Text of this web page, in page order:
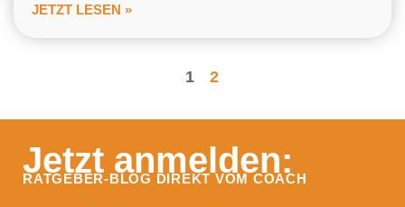
JETZT LESEN »
1 2
Jetzt anmelden:
RATGEBER-BLOG DIREKT VOM COACH